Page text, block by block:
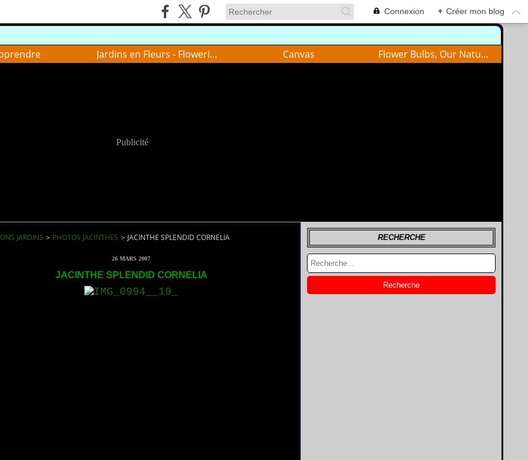
Connexion + Créer mon blog
Jardins en Fleurs - Flowering gardens Canvas Flower Bulbs, Our Nature
Publicité
JARDINS > PHOTOS JACINTHES > JACINTHE SPLENDID CORNELIA
26 MARS 2007
JACINTHE SPLENDID CORNELIA
RECHERCHE